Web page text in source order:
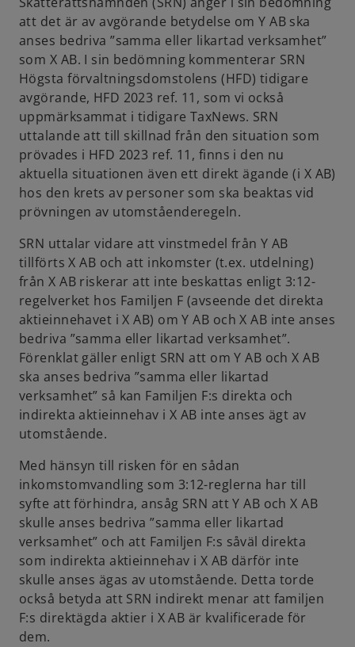
att det är av avgörande betydelse om Y AB ska
anses bedriva ”samma eller likartad verksamhet”
som X AB. I sin bedömning kommenterar SRN
Högsta förvaltningsdomstolens (HFD) tidigare
avgörande, HFD 2023 ref. 11, som vi också
uppmärksammat i tidigare TaxNews. SRN
uttalande att till skillnad från den situation som
prövades i HFD 2023 ref. 11, finns i den nu
aktuella situationen även ett direkt ägande (i X AB)
hos den krets av personer som ska beaktas vid
prövningen av utomståenderegeln.
SRN uttalar vidare att vinstmedel från Y AB
tillförts X AB och att inkomster (t.ex. utdelning)
från X AB riskerar att inte beskattas enligt 3:12-
regelverket hos Familjen F (avseende det direkta
aktieinnehavet i X AB) om Y AB och X AB inte anses
bedriva ”samma eller likartad verksamhet”.
Förenklat gäller enligt SRN att om Y AB och X AB
ska anses bedriva ”samma eller likartad
verksamhet” så kan Familjen F:s direkta och
indirekta aktieinnehav i X AB inte anses ägt av
utomstående.
Med hänsyn till risken för en sådan
inkomstomvandling som 3:12-reglerna har till
syfte att förhindra, ansåg SRN att Y AB och X AB
skulle anses bedriva ”samma eller likartad
verksamhet” och att Familjen F:s såväl direkta
som indirekta aktieinnehav i X AB därför inte
skulle anses ägas av utomstående. Detta torde
också betyda att SRN indirekt menar att familjen
F:s direktägda aktier i X AB är kvalificerade för
dem.